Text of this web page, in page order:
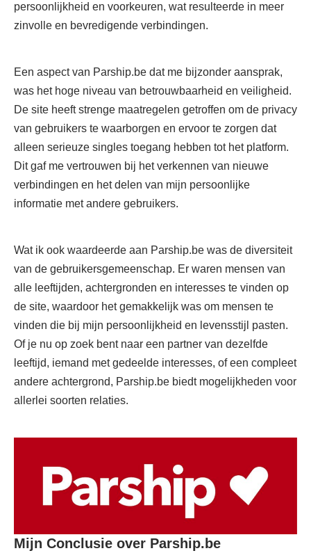
persoonlijkheid en voorkeuren, wat resulteerde in meer
zinvolle en bevredigende verbindingen.
Een aspect van Parship.be dat me bijzonder aansprak,
was het hoge niveau van betrouwbaarheid en veiligheid.
De site heeft strenge maatregelen getroffen om de privacy
van gebruikers te waarborgen en ervoor te zorgen dat
alleen serieuze singles toegang hebben tot het platform.
Dit gaf me vertrouwen bij het verkennen van nieuwe
verbindingen en het delen van mijn persoonlijke
informatie met andere gebruikers.
Wat ik ook waardeerde aan Parship.be was de diversiteit
van de gebruikersgemeenschap. Er waren mensen van
alle leeftijden, achtergronden en interesses te vinden op
de site, waardoor het gemakkelijk was om mensen te
vinden die bij mijn persoonlijkheid en levensstijl pasten.
Of je nu op zoek bent naar een partner van dezelfde
leeftijd, iemand met gedeelde interesses, of een compleet
andere achtergrond, Parship.be biedt mogelijkheden voor
allerlei soorten relaties.
Mijn Conclusie over Parship.be